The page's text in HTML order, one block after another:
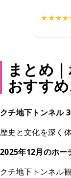
まとめ
おすす
クチ地下トンネル
歴史と文化を深く
2025年12月のホー
クチ地下トンネル